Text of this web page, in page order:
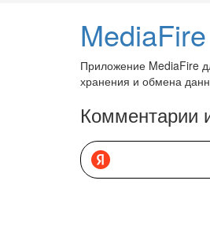
Приложение MediaFire
хранения и обмена
Комментарии